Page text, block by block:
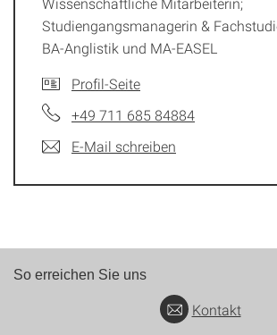
Studiengangsmanagerin &
BA-Anglistik und MA-EASEL
Profil-Seite
+49 711 685 84884
E-Mail schreiben
So erreichen Sie uns
Kontakt